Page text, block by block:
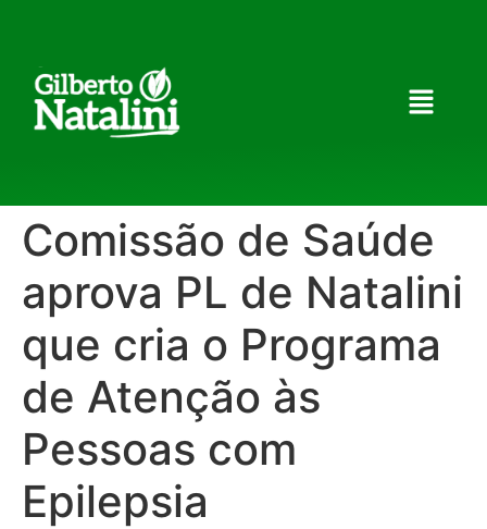
Comissão de Saúde
aprova PL de Natalini
que cria o Programa
de Atenção às
Pessoas com
Epilepsia